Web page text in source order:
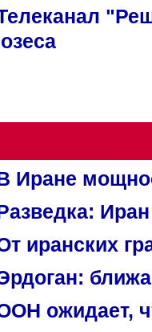
Иране
иранских
ожидает,